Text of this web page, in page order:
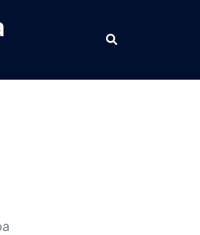
Buscar